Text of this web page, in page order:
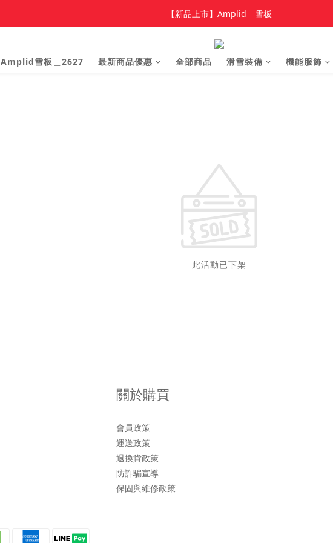
加入新會員 領$100 購物金，首單享免運🚛
【新品上市】Amplid＿雪板
【新品上市】雪季商品
加入新會員 領$100 購物金，首單享免運🚛
Amplid雪板＿2627 最新商品優惠 全部商品 滑雪裝備 機能服飾
此活動已下架
關於購買
會員政策
運送政策
退換貨政策
防詐騙宣導
保固與維修政策